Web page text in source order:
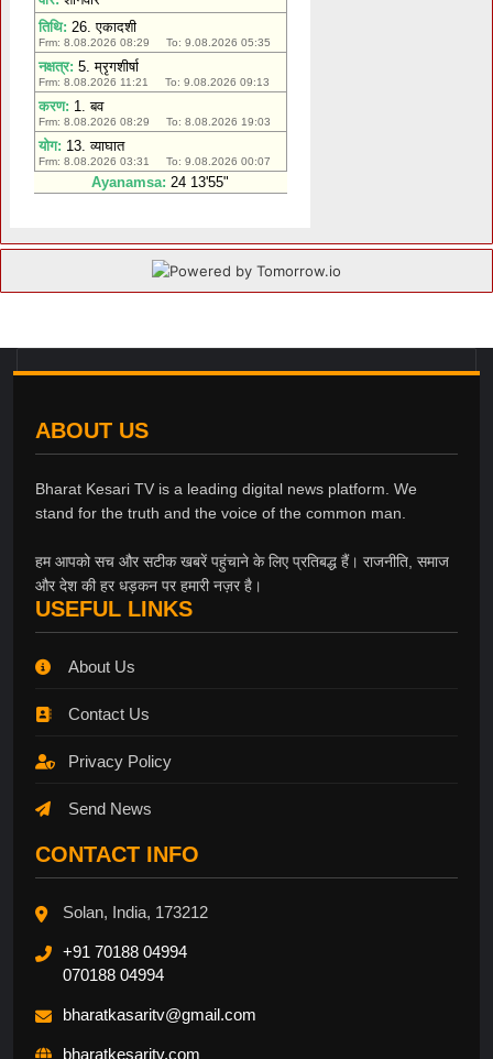
ABOUT US
Bharat Kesari TV is a leading digital news platform. We
stand for the truth and the voice of the common man.
हम आपको सच और सटीक खबरें पहुंचाने के लिए प्रतिबद्ध हैं। राजनीति, समाज
और देश की हर धड़कन पर हमारी नज़र है।
USEFUL LINKS
About Us
Contact Us
Privacy Policy
Send News
CONTACT INFO
Solan, India, 173212
+91 70188 04994
070188 04994
bharatkasaritv@gmail.com
bharatkesaritv.com